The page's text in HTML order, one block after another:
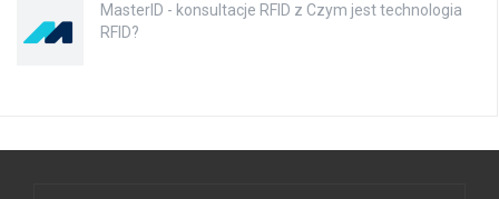
MasterID - konsultacje RFID z Czym jest technologia
RFID?